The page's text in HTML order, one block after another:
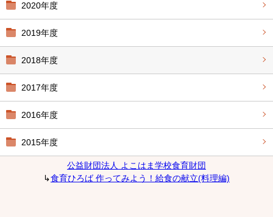
2020年度
2019年度
2018年度
2017年度
2016年度
2015年度
公益財団法人 よこはま学校食育財団
↳食育ひろば 作ってみよう！給食の献立(料理編)